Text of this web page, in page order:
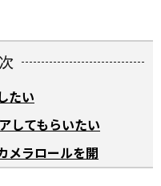
たい
してもらいたい
メラロールを開